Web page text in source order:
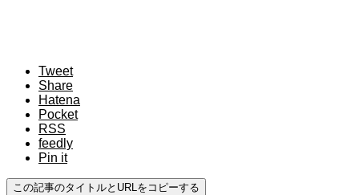
Tweet
Share
Hatena
Pocket
RSS
feedly
Pin it
この記事のタイトルとURLをコピーする